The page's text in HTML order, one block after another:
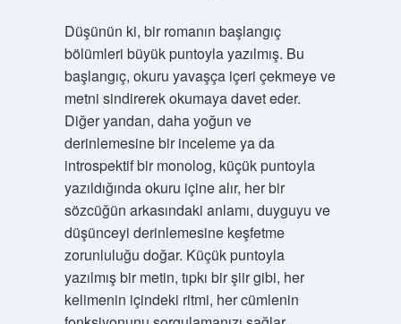
Düşünün ki, bir romanın başlangıç
bölümleri büyük puntoyla yazılmış. Bu
başlangıç, okuru yavaşça içeri çekmeye ve
metni sindirerek okumaya davet eder.
Diğer yandan, daha yoğun ve
derinlemesine bir inceleme ya da
introspektif bir monolog, küçük puntoyla
yazıldığında okuru içine alır, her bir
sözcüğün arkasındaki anlamı, duyguyu ve
düşünceyi derinlemesine keşfetme
zorunluluğu doğar. Küçük puntoyla
yazılmış bir metin, tıpkı bir şiir gibi, her
kelimenin içindeki ritmi, her cümlenin